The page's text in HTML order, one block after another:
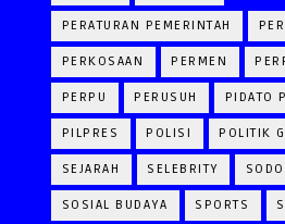
PERATURAN PEMERINTAH
PERKOSAAN PERMEN
PERPU PERUSUH PIDATO
PILPRES POLISI POLITIK
SEJARAH SELEBRITY
SOSIAL BUDAYA SPORTS